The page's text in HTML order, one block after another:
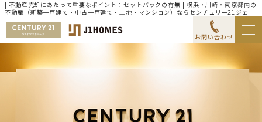
| 不動産売却にあたって重要なポイント：セットバックの有無 | 横浜・川崎・東京都内の
不動産（新築一戸建て・中古一戸建て・土地・マンション）ならセンチュリー21ジェイ
ワンホームズ
お問い合わせ